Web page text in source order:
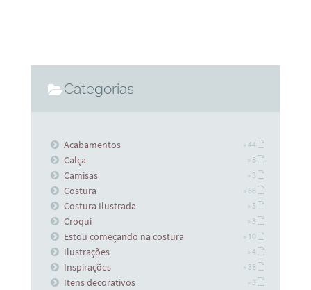
Categorias
Acabamentos » 44
Calça » 5
Camisas » 3
Costura » 66
Costura Ilustrada » 5
Croqui » 3
Estou começando na costura » 10
Ilustrações » 4
Inspirações » 38
Itens decorativos » 3